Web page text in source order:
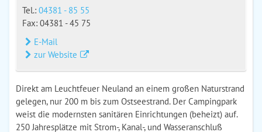
Tel.: 04381 - 85 55
Fax: 04381 - 45 75
E-Mail
zur Website
Direkt am Leuchtfeuer Neuland an einem großen Naturstrand
gelegen, nur 200 m bis zum Ostseestrand. Der Campingpark
weist die modernsten sanitären Einrichtungen (beheizt) auf.
250 Jahresplätze mit Strom-, Kanal-, und Wasseranschluß